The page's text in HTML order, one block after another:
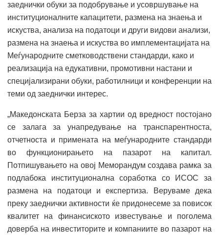
заеднички обуки за подобрување и усовршување на
институционалните капацитети, размена на знаења и
искуства, анализа на податоци и други видови анализи,
размена на знаења и искуства во имплементацијата на
Меѓународните сметководствени стандарди, како и
реализација на едукативни, промотивни настани и
специјализирани обуки, работилници и конференции на
теми од заеднички интерес.
„Македонската Берза за хартии од вредност постојано
се залага за унапредување на транспарентноста,
отчетноста и примената на меѓународните стандарди
во функционирањето на пазарот на капитал.
Потпишувањето на овој Меморандум создава рамка за
подлабока институционална соработка со ИСОС за
размена на податоци и експертиза. Веруваме дека
преку заеднички активности ќе придонесеме за повисок
квалитет на финансиското известување и поголема
доверба на инвеститорите и компаниите во пазарот на